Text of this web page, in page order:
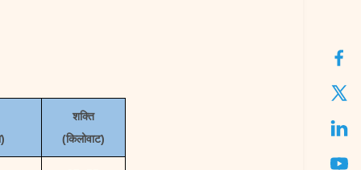
)
शक्ति
(किलोवाट)